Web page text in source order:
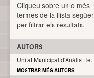
Cliqueu sobre un o més
termes de la llista
per filtrar els resultats.
AUTORS
Unitat Municipal d'Anàlisi
MOSTRAR MÉS AUTORS